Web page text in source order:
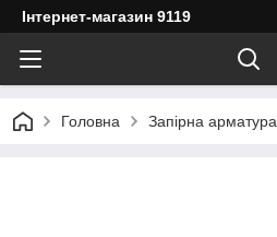
Інтернет-магазин 9119
Головна Запірна арматура